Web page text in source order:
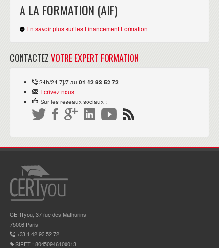
A LA FORMATION (AIF)
En savoir plus sur les Financement Formation
CONTACTEZVOTRE EXPERT FORMATION
24h/24 7j/7 au 01 42 93 52 72
Ecrivez nous
Sur les reseaux sociaux :
CERTyou, 37 rue des Mathurins
75008 Paris
+33 1 42 93 52 72
SIRET : 80450946100013